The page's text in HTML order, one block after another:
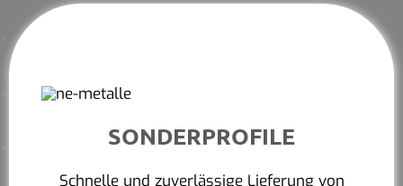
SONDERPROFILE
Schnelle und zuverlässige Lieferung von